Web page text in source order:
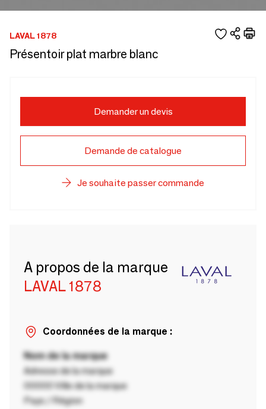
LAVAL 1878
Présentoir plat marbre blanc
Demander un devis
Demande de catalogue
Je souhaite passer commande
A propos de la marque
LAVAL 1878
Coordonnées de la marque :
Nom de la marque
Adresse de la marque
00000 Ville de la marque
Pays / Région